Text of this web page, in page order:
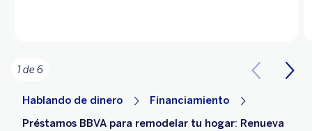
1 de 6
Hablando de dinero
Financiamiento
Préstamos BBVA para remodelar tu hogar: Renueva